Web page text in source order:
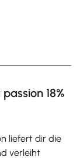
18%
liefert dir die
verleiht